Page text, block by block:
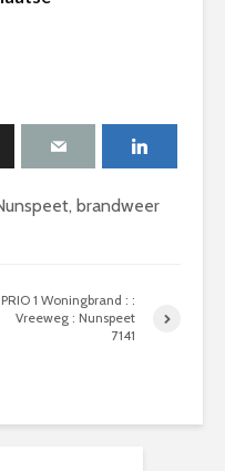
brandweer
PRIO 1 Woningbrand : :
Vreeweg : Nunspeet
7141